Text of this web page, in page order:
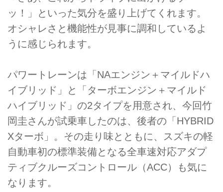
ッ！」といった気分を盛り上げてくれます。
オシャレさと機能性が見事に調和しているよ
うに感じられます。
パワートレーンは「NAエンジン＋マイルドハ
イブリッド」と「ターボエンジン＋マイルド
ハイブリッド」の2タイプを用意され、今回竹
岡圭さんが試乗車したのは、後者の「HYBRID
Xターボ」。その走り味とともに、スズキの軽
自動車初の標準装備となる全車速対応アダプ
ティブクルーズコントロール（ACC）も気に
なります。